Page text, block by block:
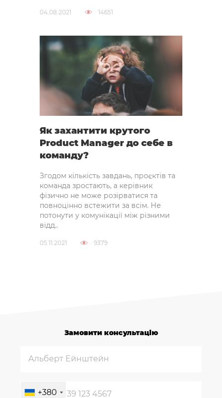
04.08.2021 14651
Як захантити крутого
Product Manager до себе в
команду?
Згодом кількість завдань, проєктів та
команда зростають, а керівник
фізично не може розірватися та
повноцінно встежити за всім. Не
потонути у комунікації між різними
відд..
05.11.2021 9379
Замовити консультацію
+380